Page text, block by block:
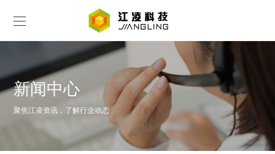
新闻中心
聚焦江凌资讯，了解行业动态